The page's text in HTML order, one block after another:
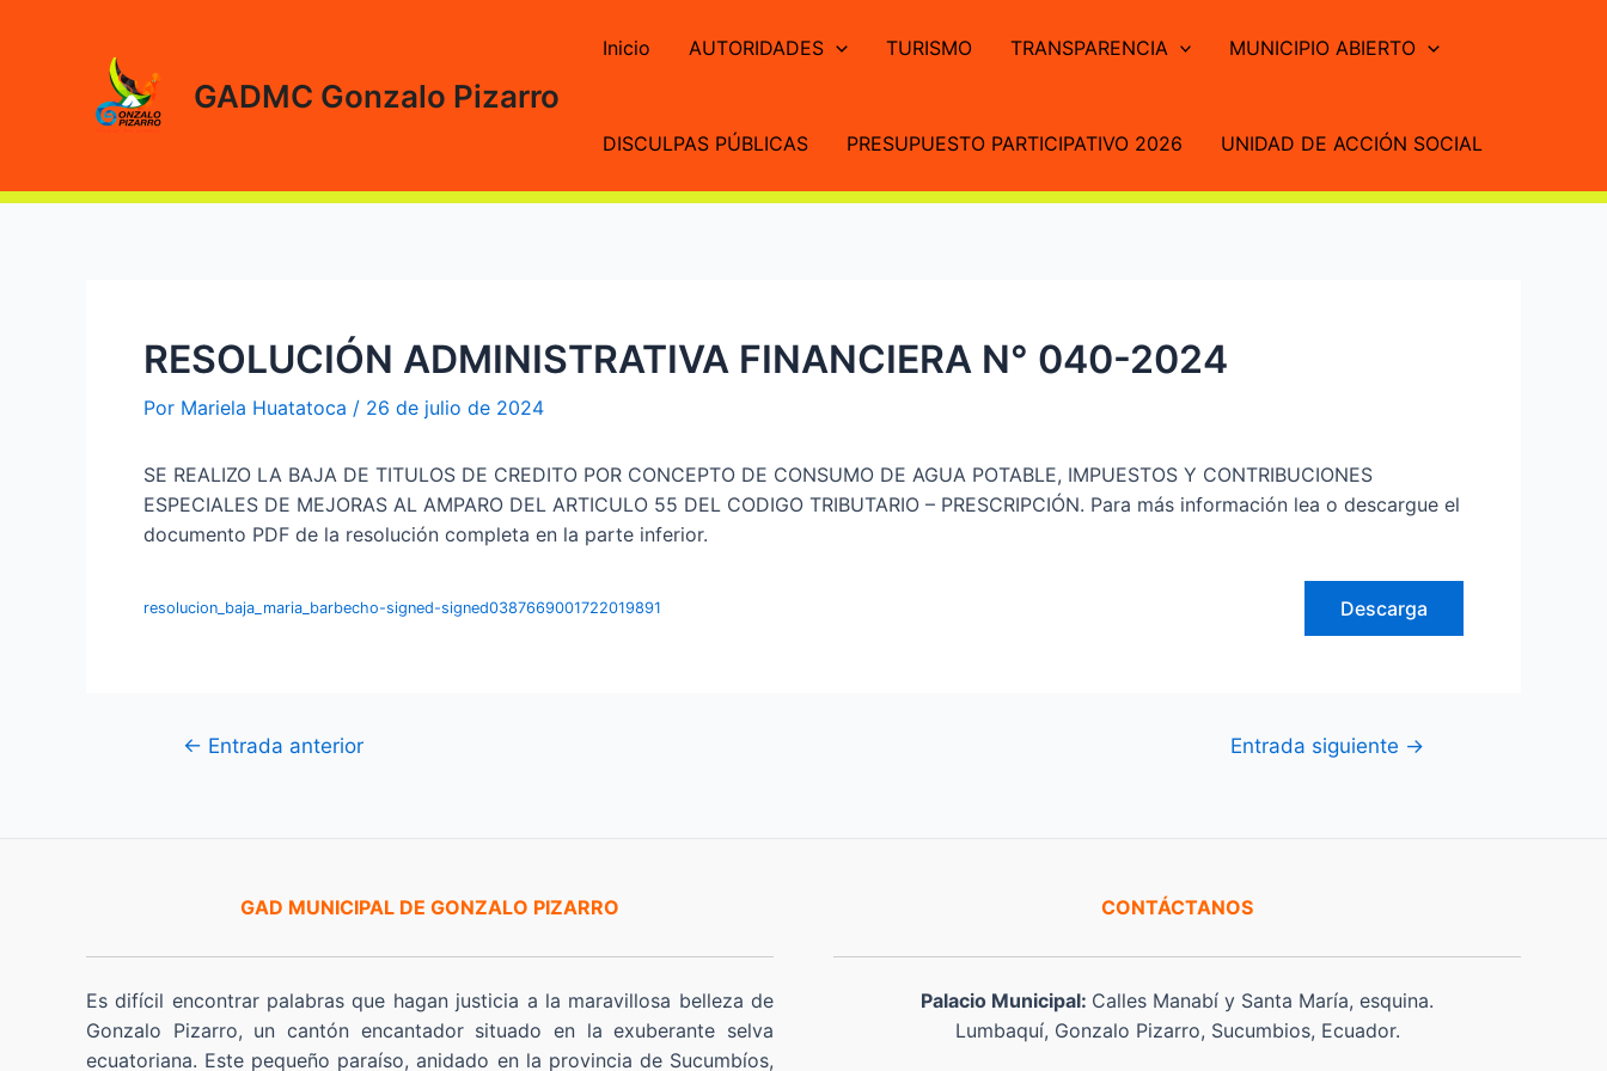
GADMC Gonzalo Pizarro
Inicio AUTORIDADES TURISMO TRANSPARENCIA MUNICIPIO ABIERTO
DISCULPAS PÚBLICAS PRESUPUESTO PARTICIPATIVO 2026 UNIDAD DE ACCIÓN SOCIAL
RESOLUCIÓN ADMINISTRATIVA FINANCIERA N° 040-2024
Por Mariela Huatatoca / 26 de julio de 2024
SE REALIZO LA BAJA DE TITULOS DE CREDITO POR CONCEPTO DE CONSUMO DE AGUA POTABLE, IMPUESTOS Y CONTRIBUCIONES
ESPECIALES DE MEJORAS AL AMPARO DEL ARTICULO 55 DEL CODIGO TRIBUTARIO – PRESCRIPCIÓN. Para más información lea o descargue el
documento PDF de la resolución completa en la parte inferior.
resolucion_baja_maria_barbecho-signed-signed0387669001722019891 Descarga
Navegación
← Entrada anterior Entrada siguiente →
GAD MUNICIPAL DE GONZALO PIZARRO
Es difícil encontrar palabras que hagan justicia a la maravillosa belleza de
Gonzalo Pizarro, un cantón encantador situado en la exuberante selva
ecuatoriana. Este pequeño paraíso, anidado en la provincia de Sucumbíos,
CONTÁCTANOS
Palacio Municipal: Calles Manabí y Santa María, esquina.
Lumbaquí, Gonzalo Pizarro, Sucumbios, Ecuador.